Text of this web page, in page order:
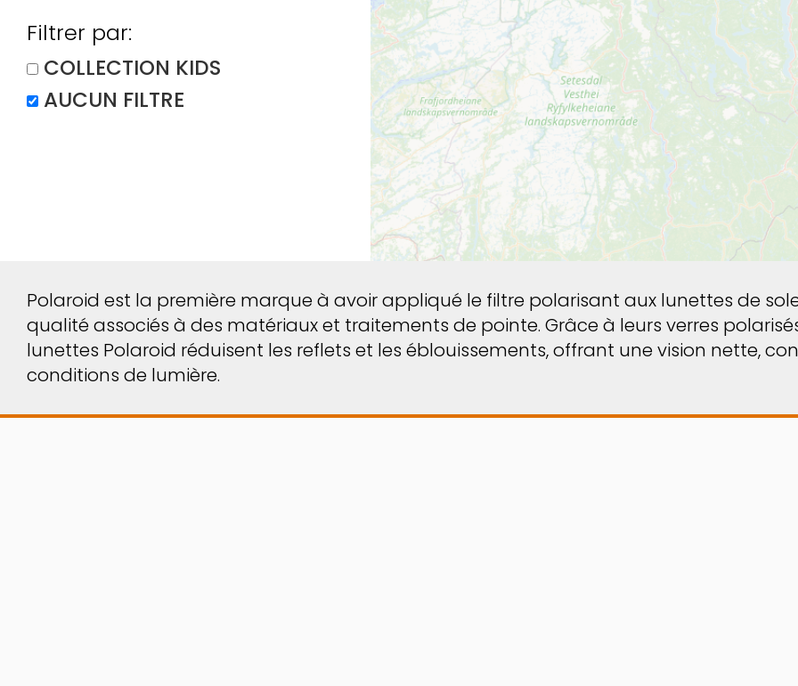
Filtrer par:
COLLECTION KIDS
AUCUN FILTRE
Polaroid est la première marque à avoir appliqué le filtre polarisant aux lunettes de
qualité associés à des matériaux et traitements de pointe. Grâce à leurs verres
lunettes Polaroid réduisent les reflets et les éblouissements, offrant une vision nette,
conditions de lumière.